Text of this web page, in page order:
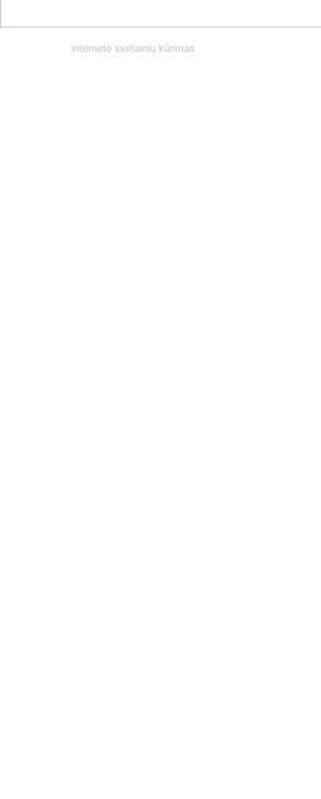
interneto svetainių kūrimas